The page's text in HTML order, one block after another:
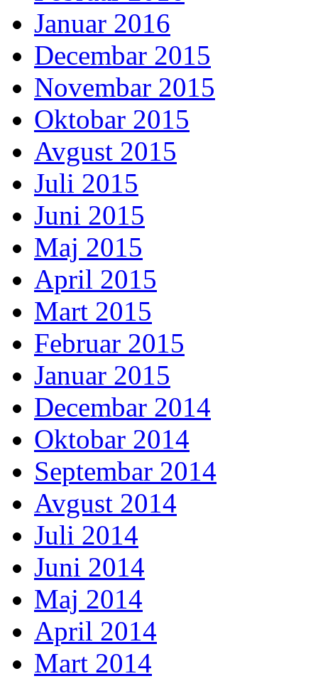
Januar 2016
Decembar 2015
Novembar 2015
Oktobar 2015
Avgust 2015
Juli 2015
Juni 2015
Maj 2015
April 2015
Mart 2015
Februar 2015
Januar 2015
Decembar 2014
Oktobar 2014
Septembar 2014
Avgust 2014
Juli 2014
Juni 2014
Maj 2014
April 2014
Mart 2014